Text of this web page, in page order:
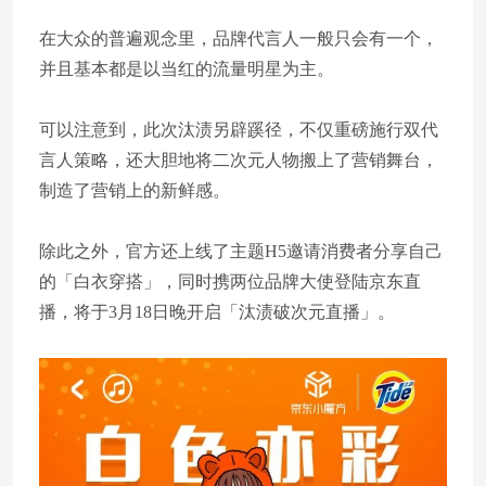
在大众的普遍观念里，品牌代言人一般只会有一个，
并且基本都是以当红的流量明星为主。
可以注意到，此次汰渍另辟蹊径，不仅重磅施行双代
言人策略，还大胆地将二次元人物搬上了营销舞台，
制造了营销上的新鲜感。
除此之外，官方还上线了主题H5邀请消费者分享自己
的「白衣穿搭」，同时携两位品牌大使登陆京东直
播，将于3月18日晚开启「汰渍破次元直播」。